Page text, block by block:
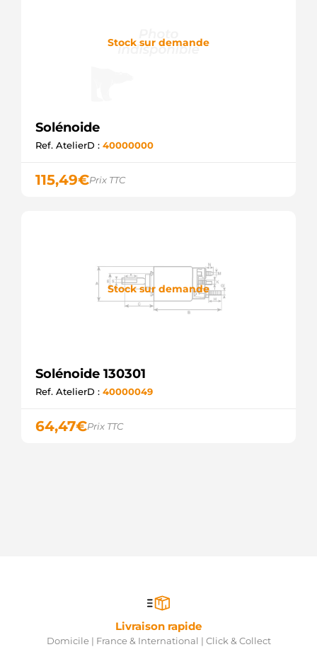
Stock sur demande
Solénoide
Ref. AtelierD : 40000000
115,49€Prix TTC
Stock sur demande
Solénoide 130301
Ref. AtelierD : 40000049
64,47€Prix TTC
Livraison rapide
Domicile | France & International | Click & Collect